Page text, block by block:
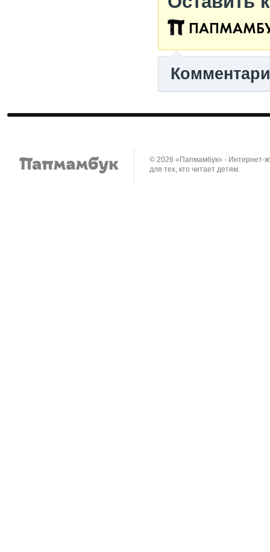
© 2026 «Папмамбук» - Интернет-
для тех, кто читает детям.